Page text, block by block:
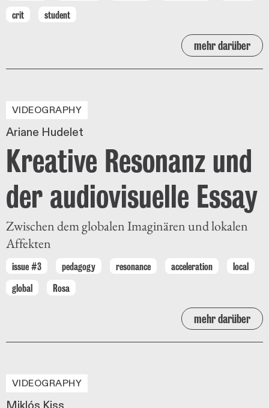
crit
student
mehr darüber
VIDEOGRAPHY
Ariane Hudelet
Kreative Resonanz und
der audiovisuelle Essay
Zwischen dem globalen Imaginären und lokalen
Affekten
issue #3 pedagogy resonance acceleration
local
global
Rosa
mehr darüber
VIDEOGRAPHY